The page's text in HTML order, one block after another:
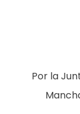
Por la